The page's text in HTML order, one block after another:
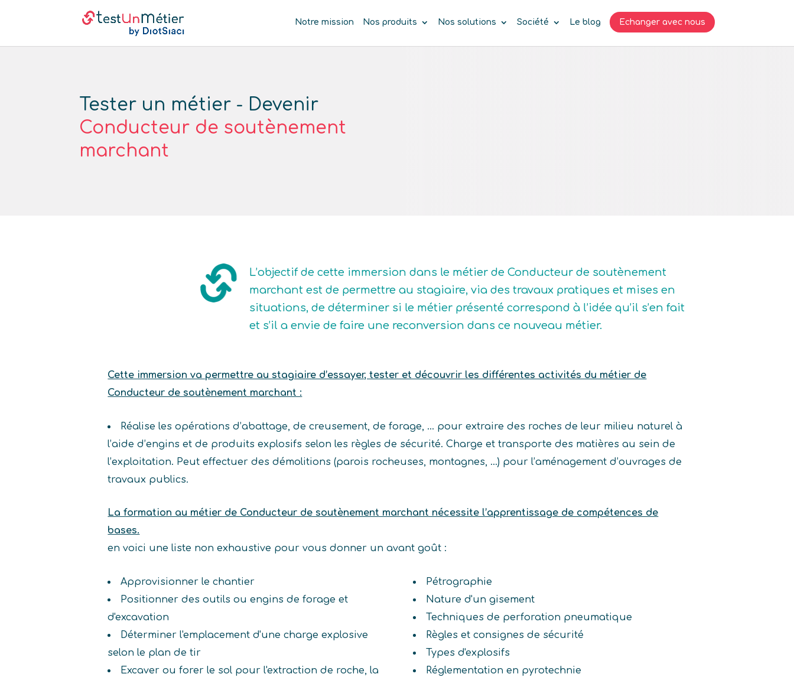
Notre mission Nos produits Nos solutions Société Le blog Echanger avec nous
Tester un métier - Devenir
Conducteur de soutènement
marchant
L’objectif de cette immersion dans le métier de Conducteur de soutènement
marchant est de permettre au stagiaire, via des travaux pratiques et mises en
situations, de déterminer si le métier présenté correspond à l’idée qu’il s’en fait
et s’il a envie de faire une reconversion dans ce nouveau métier.
Cette immersion va permettre au stagiaire d’essayer, tester et découvrir les différentes activités du métier de
Conducteur de soutènement marchant :
Réalise les opérations d’abattage, de creusement, de forage, … pour extraire des roches de leur milieu naturel à
l’aide d’engins et de produits explosifs selon les règles de sécurité. Charge et transporte des matières au sein de
l’exploitation. Peut effectuer des démolitions (parois rocheuses, montagnes, …) pour l’aménagement d’ouvrages de
travaux publics.
La formation au métier de Conducteur de soutènement marchant nécessite l’apprentissage de compétences de
bases.
en voici une liste non exhaustive pour vous donner un avant goût :
Approvisionner le chantier
Positionner des outils ou engins de forage et
d'excavation
Déterminer l'emplacement d'une charge explosive
selon le plan de tir
Excaver ou forer le sol pour l'extraction de roche, la
Pétrographie
Nature d'un gisement
Techniques de perforation pneumatique
Règles et consignes de sécurité
Types d'explosifs
Réglementation en pyrotechnie